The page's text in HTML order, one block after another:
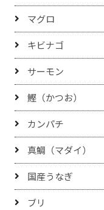
マグロ
キビナゴ
サーモン
鰹（かつお）
カンパチ
真鯛（マダイ）
国産うなぎ
ブリ